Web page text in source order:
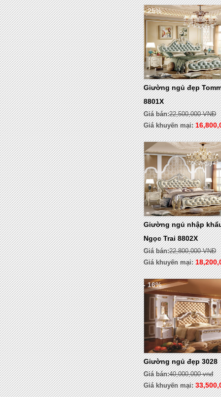
- 25%
Giường ngủ đẹp
8801X
Giá bán:22,500,000 VNĐ
Giá khuyến mại:
Giường ngủ nhập
Ngọc Trai 8802X
Giá bán:22,800,000 VNĐ
Giá khuyến mại:
- 16%
Giường ngủ đẹp 3028
Giá bán:40,000,000 vnđ
Giá khuyến mại: